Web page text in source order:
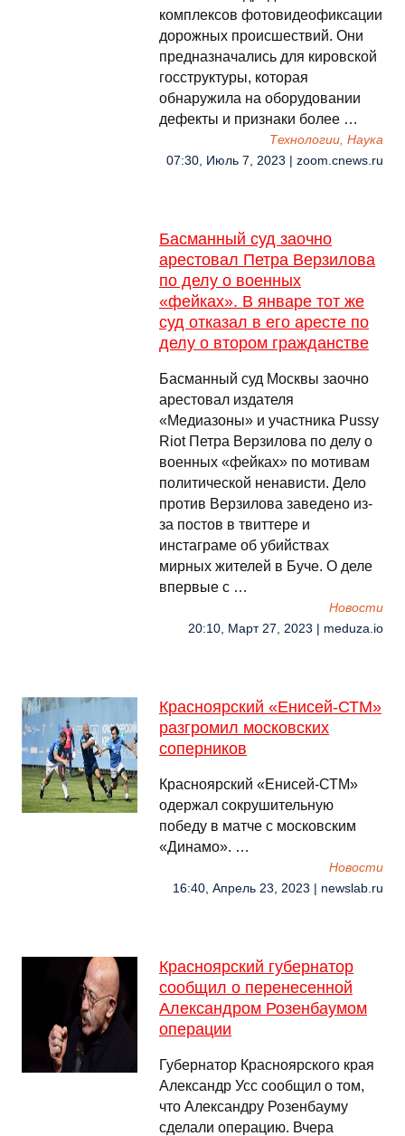
комплексов фотовидеофиксации
дорожных происшествий. Они
предназначались для кировской
госструктуры, которая
обнаружила на оборудовании
дефекты и признаки более …
Технологии, Наука
07:30, Июль 7, 2023 | zoom.cnews.ru
Басманный суд заочно
арестовал Петра Верзилова
по делу о военных
«фейках». В январе тот же
суд отказал в его аресте по
делу о втором гражданстве
Басманный суд Москвы заочно
арестовал издателя
«Медиазоны» и участника Pussy
Riot Петра Верзилова по делу о
военных «фейках» по мотивам
политической ненависти. Дело
против Верзилова заведено из-
за постов в твиттере и
инстаграме об убийствах
мирных жителей в Буче. О деле
впервые с …
Новости
20:10, Март 27, 2023 | meduza.io
Красноярский «Енисей-СТМ»
разгромил московских
соперников
Красноярский «Енисей-СТМ»
одержал сокрушительную
победу в матче с московским
«Динамо». …
Новости
16:40, Апрель 23, 2023 | newslab.ru
Красноярский губернатор
сообщил о перенесенной
Александром Розенбаумом
операции
Губернатор Красноярского края
Александр Усс сообщил о том,
что Александру Розенбауму
сделали операцию. Вчера